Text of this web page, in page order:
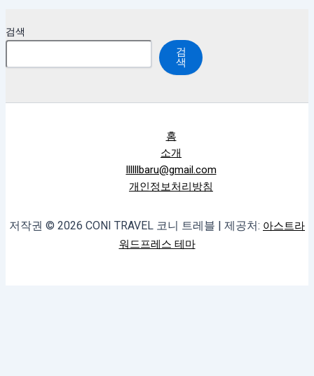
검색
검
색
홈
소개
llllllbaru@gmail.com
개인정보처리방침
저작권 © 2026 CONI TRAVEL 코니 트레블 | 제공처: 아스트라
워드프레스 테마